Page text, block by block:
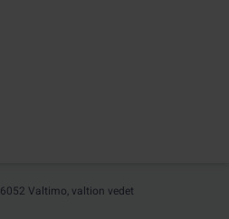
6052 Valtimo, valtion vedet